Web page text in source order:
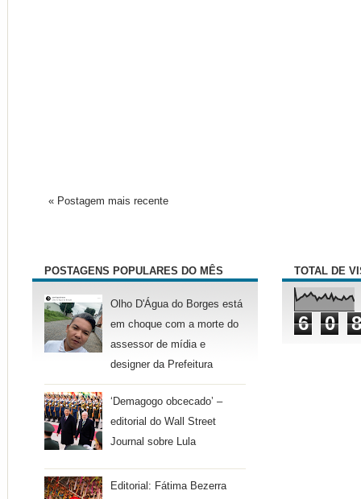
« Postagem mais recente
POSTAGENS POPULARES DO MÊS
Olho D'Água do Borges está
em choque com a morte do
assessor de mídia e
designer da Prefeitura
‘Demagogo obcecado’ –
editorial do Wall Street
Journal sobre Lula
Editorial: Fátima Bezerra
TOTAL DE
6 0 8